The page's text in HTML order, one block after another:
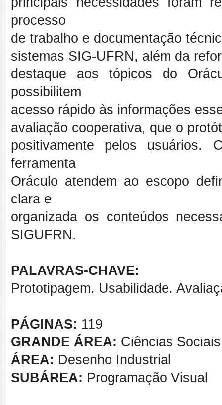
processo
de trabalho e documentação
sistemas SIG-UFRN, além da
destaque aos tópicos do
possibilitem
acesso rápido às informações
avaliação cooperativa, que o
positivamente pelos
ferramenta
Oráculo atendem ao escopo
clara e
organizada os conteúdos
SIGUFRN.
PALAVRAS-CHAVE:
Prototipagem. Usabilidade.
PÁGINAS: 119
GRANDE ÁREA: Ciências
ÁREA: Desenho Industrial
SUBÁREA: Programação Visual